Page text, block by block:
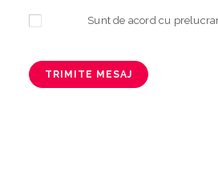
TRIMITE MESAJ